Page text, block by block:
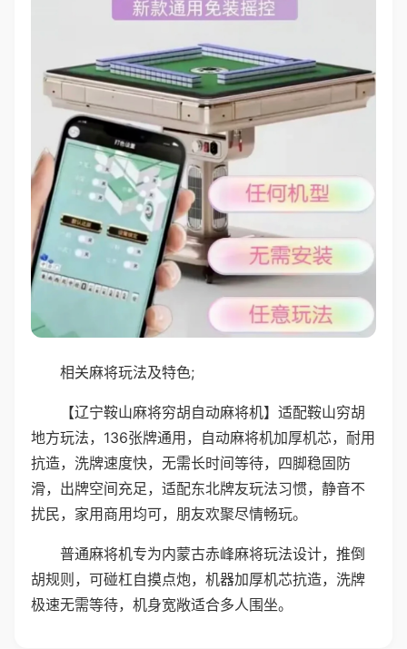
相关麻将玩法及特色;
【辽宁鞍山麻将穷胡自动麻将机】适配鞍山穷胡
地方玩法，136张牌通用，自动麻将机加厚机芯，耐用
抗造，洗牌速度快，无需长时间等待，四脚稳固防
滑，出牌空间充足，适配东北牌友玩法习惯，静音不
扰民，家用商用均可，朋友欢聚尽情畅玩。
普通麻将机专为内蒙古赤峰麻将玩法设计，推倒
胡规则，可碰杠自摸点炮，机器加厚机芯抗造，洗牌
极速无需等待，机身宽敞适合多人围坐。